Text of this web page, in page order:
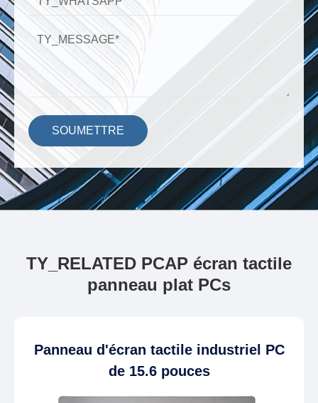
SOUMETTRE
TY_RELATED PCAP écran tactile
panneau plat PCs
Panneau d'écran tactile industriel PC
de 15.6 pouces